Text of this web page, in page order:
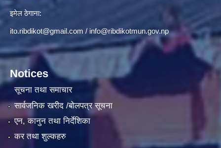
इमेल ठेगाना:
ito.ribdikot@gmail.com / info@ribdikotmun.gov.np
Notices
सूचना तथा समाचार
सार्वजनिक खरीद /बोलपत्र सूचना
एन, कानुन तथा निर्देशिका
कर तथा शुल्कहरु